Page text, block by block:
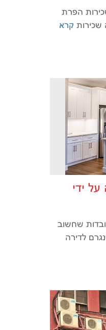
הפרת
שכירות קרא
ידי
שחשוב
לדירה